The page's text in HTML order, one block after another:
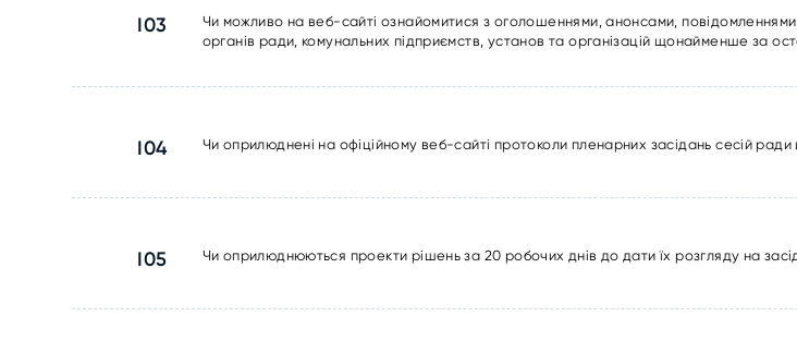
I03
Чи можливо на веб-сайті ознайомитися з оголошеннями, анонсами, повідомленнями
органів ради, комунальних підприємств, установ та організацій щонайменше за
I04 Чи оприлюднені на офіційному веб-сайті протоколи пленарних засідань сесій
I05 Чи оприлюднюються проекти рішень за 20 робочих днів до дати їх розгляду на